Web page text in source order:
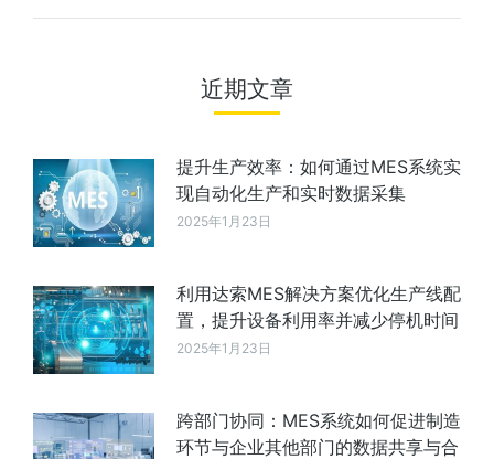
近期文章
提升生产效率：如何通过MES系统实
现自动化生产和实时数据采集
2025年1月23日
利用达索MES解决方案优化生产线配
置，提升设备利用率并减少停机时间
2025年1月23日
跨部门协同：MES系统如何促进制造
环节与企业其他部门的数据共享与合